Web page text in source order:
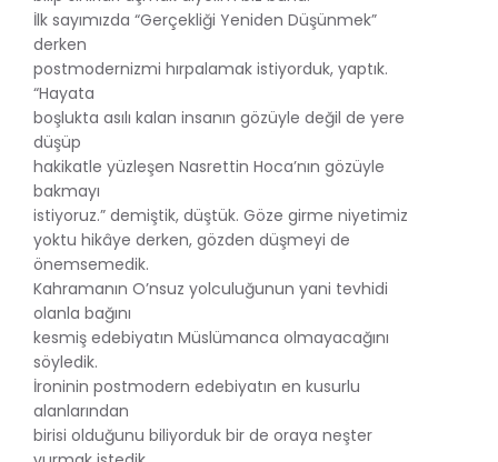
İlk sayımızda “Gerçekliği Yeniden Düşünmek”
derken
postmodernizmi hırpalamak istiyorduk, yaptık.
“Hayata
boşlukta asılı kalan insanın gözüyle değil de yere
düşüp
hakikatle yüzleşen Nasrettin Hoca’nın gözüyle
bakmayı
istiyoruz.” demiştik, düştük. Göze girme niyetimiz
yoktu hikâye derken, gözden düşmeyi de
önemsemedik.
Kahramanın O’nsuz yolculuğunun yani tevhidi
olanla bağını
kesmiş edebiyatın Müslümanca olmayacağını
söyledik.
İroninin postmodern edebiyatın en kusurlu
alanlarından
birisi olduğunu biliyorduk bir de oraya neşter